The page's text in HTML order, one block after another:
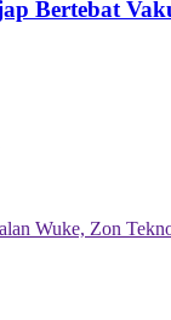
Bertebat
Wuke, Zon